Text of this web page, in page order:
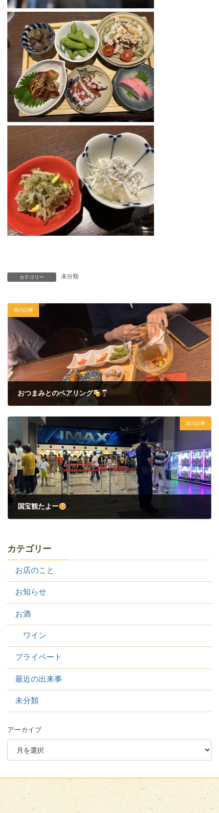
カテゴリー 未分類
前の記事
おつまみとのペアリング
次の記事
国宝観たよー
カテゴリー
お店のこと
お知らせ
お酒
ワイン
プライベート
最近の出来事
未分類
アーカイブ